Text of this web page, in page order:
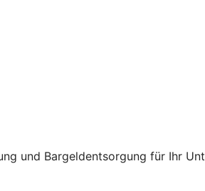
und Bargeldentsorgung für Ihr